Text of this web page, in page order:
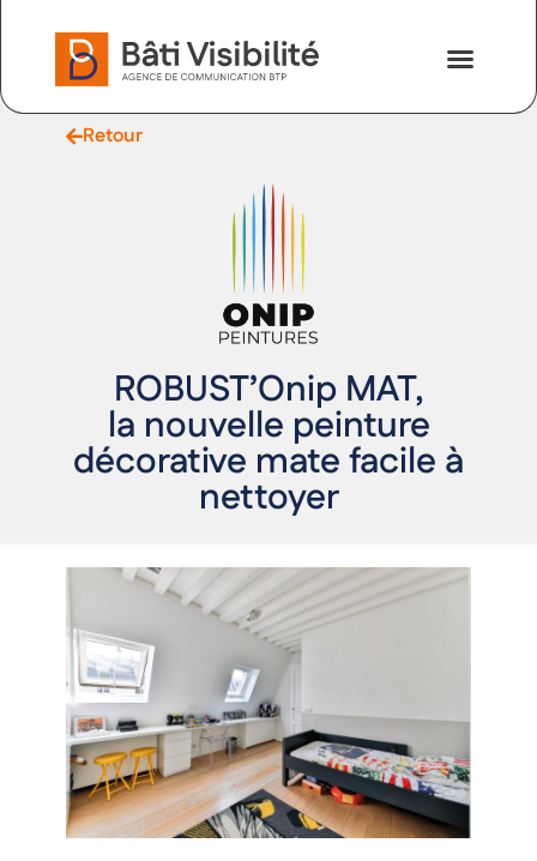
Retour
ROBUST’Onip MAT,
la nouvelle peinture
décorative mate facile à
nettoyer